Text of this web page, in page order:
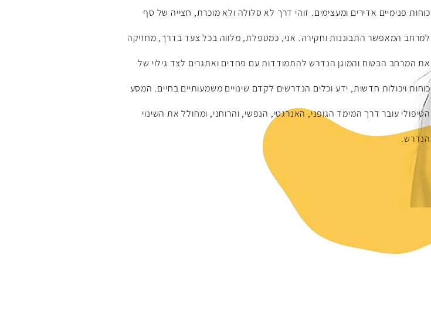
כוחות פנימיים אדירים ומעצימים. זוהי דרך לא סלולה ולא מוכרת, חצייה של סף
למרחב המאפשר התבוננות וחקירה. אני, כמטפלת, מלווה בכל צעד בדרך, מחזיקה
את המרחב הבטוח והמוגן הנדרש להתמודדות עם פחדים ואתגרים לצד גילוי של
כוחות ויכולות חדשות, ידע וכלים הנדרשים לקדם שינויים משמעותיים בחיים. המסע
הטיפולי עובר דרך המימד הגופני, האנרגטי, הנפשי, והרוחני, ומחולל את השינוי
הנדרש.